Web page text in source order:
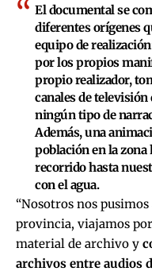
El documental se
diferentes orígenes
equipo de
por los propios
propio realizador,
canales de
ningún tipo de
Además, una
población en la zona
recorrido hasta
con el agua.
“Nosotros nos
provincia, viajamos
material de archivo y
archivos entre audios